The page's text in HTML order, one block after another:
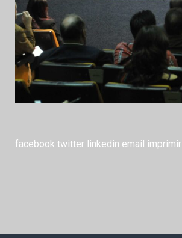
facebook twitter linkedin email imprimir